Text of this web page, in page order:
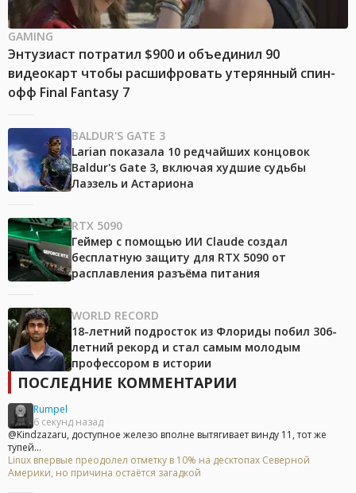
GAMING
Энтузиаст потратил $900 и объединил 90
видеокарт чтобы расшифровать утерянный спин-
офф Final Fantasy 7
BALDUR'S GATE 3
Larian показала 10 редчайших концовок
Baldur's Gate 3, включая худшие судьбы
Лаэзель и Астариона
RTX 5090
Геймер с помощью ИИ Claude создал
бесплатную защиту для RTX 5090 от
расплавления разъёма питания
WORLD RECORD
18-летний подросток из Флориды побил 306-
летний рекорд и стал самым молодым
профессором в истории
ПОСЛЕДНИЕ КОММЕНТАРИИ
Rumpel
6 секунд назад
@Kindzazaru, доступное железо вполне вытягивает винду 11, тот же
тупей...
Linux впервые преодолел отметку в 10% на десктопах Северной
Америки, но причина остаётся загадкой